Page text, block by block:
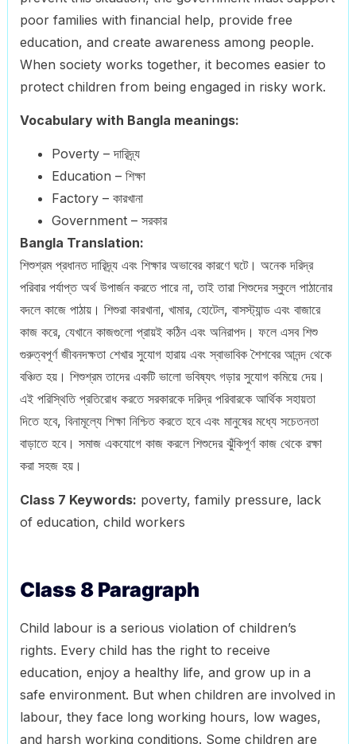
poor families with financial help, provide free
education, and create awareness among people.
When society works together, it becomes easier to
protect children from being engaged in risky work.
Vocabulary with Bangla meanings:
Poverty – দারিদ্র্য
Education – শিক্ষা
Factory – কারখানা
Government – সরকার
Bangla Translation:
শিশুশ্রম প্রধানত দারিদ্র্য এবং শিক্ষার অভাবের কারণে ঘটে। অনেক দরিদ্র
পরিবার পর্যাপ্ত অর্থ উপার্জন করতে পারে না, তাই তারা শিশুদের স্কুলে পাঠানোর
বদলে কাজে পাঠায়। শিশুরা কারখানা, খামার, হোটেল, বাসস্ট্যান্ড এবং বাজারে
কাজ করে, যেখানে কাজগুলো প্রায়ই কঠিন এবং অনিরাপদ। ফলে এসব শিশু
গুরুত্বপূর্ণ জীবনদক্ষতা শেখার সুযোগ হারায় এবং স্বাভাবিক শৈশবের আনন্দ থেকে
বঞ্চিত হয়। শিশুশ্রম তাদের একটি ভালো ভবিষ্যৎ গড়ার সুযোগ কমিয়ে দেয়।
এই পরিস্থিতি প্রতিরোধ করতে সরকারকে দরিদ্র পরিবারকে আর্থিক সহায়তা
দিতে হবে, বিনামূল্যে শিক্ষা নিশ্চিত করতে হবে এবং মানুষের মধ্যে সচেতনতা
বাড়াতে হবে। সমাজ একযোগে কাজ করলে শিশুদের ঝুঁকিপূর্ণ কাজ থেকে রক্ষা
করা সহজ হয়।
Class 7 Keywords: poverty, family pressure, lack
of education, child workers
Class 8 Paragraph
Child labour is a serious violation of children’s
rights. Every child has the right to receive
education, enjoy a healthy life, and grow up in a
safe environment. But when children are involved in
labour, they face long working hours, low wages,
and harsh working conditions. Some children are